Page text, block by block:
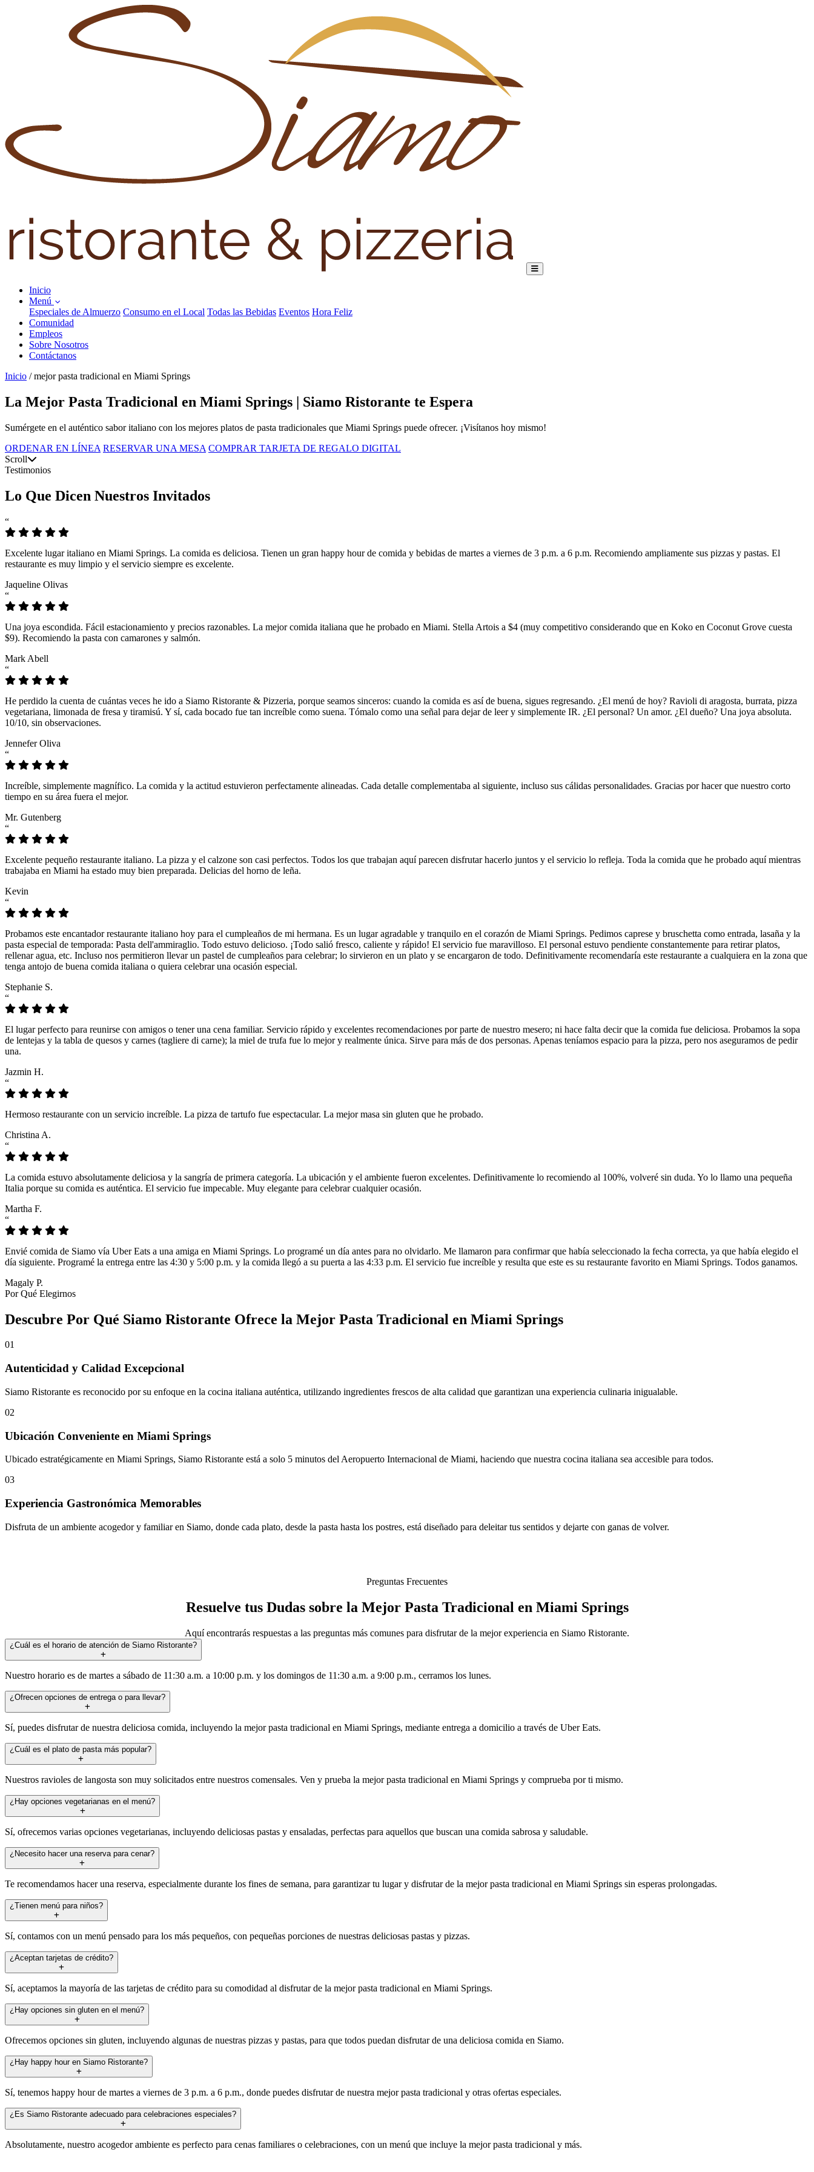
Inicio
Menú
Especiales de Almuerzo Consumo en el Local Todas las Bebidas Eventos Hora Feliz
Comunidad
Empleos
Sobre Nosotros
Contáctanos
Inicio / mejor pasta tradicional en Miami Springs
La Mejor Pasta Tradicional en Miami Springs | Siamo Ristorante te Espera
Sumérgete en el auténtico sabor italiano con los mejores platos de pasta tradicionales que Miami Springs puede ofrecer. ¡Visítanos hoy mismo!
ORDENAR EN LÍNEA RESERVAR UNA MESA COMPRAR TARJETA DE REGALO DIGITAL
Scroll
Testimonios
Lo Que Dicen Nuestros Invitados
“
Excelente lugar italiano en Miami Springs. La comida es deliciosa. Tienen un gran happy hour de comida y bebidas de martes a viernes de 3 p.m. a 6 p.m. Recomiendo ampliamente sus pizzas y pastas. El
restaurante es muy limpio y el servicio siempre es excelente.
Jaqueline Olivas
“
Una joya escondida. Fácil estacionamiento y precios razonables. La mejor comida italiana que he probado en Miami. Stella Artois a $4 (muy competitivo considerando que en Koko en Coconut Grove cuesta
$9). Recomiendo la pasta con camarones y salmón.
Mark Abell
“
He perdido la cuenta de cuántas veces he ido a Siamo Ristorante & Pizzeria, porque seamos sinceros: cuando la comida es así de buena, sigues regresando. ¿El menú de hoy? Ravioli di aragosta, burrata, pizza
vegetariana, limonada de fresa y tiramisú. Y sí, cada bocado fue tan increíble como suena. Tómalo como una señal para dejar de leer y simplemente IR. ¿El personal? Un amor. ¿El dueño? Una joya absoluta.
10/10, sin observaciones.
Jennefer Oliva
“
Increíble, simplemente magnífico. La comida y la actitud estuvieron perfectamente alineadas. Cada detalle complementaba al siguiente, incluso sus cálidas personalidades. Gracias por hacer que nuestro corto
tiempo en su área fuera el mejor.
Mr. Gutenberg
“
Excelente pequeño restaurante italiano. La pizza y el calzone son casi perfectos. Todos los que trabajan aquí parecen disfrutar hacerlo juntos y el servicio lo refleja. Toda la comida que he probado aquí mientras
trabajaba en Miami ha estado muy bien preparada. Delicias del horno de leña.
Kevin
“
Probamos este encantador restaurante italiano hoy para el cumpleaños de mi hermana. Es un lugar agradable y tranquilo en el corazón de Miami Springs. Pedimos caprese y bruschetta como entrada, lasaña y la
pasta especial de temporada: Pasta dell'ammiraglio. Todo estuvo delicioso. ¡Todo salió fresco, caliente y rápido! El servicio fue maravilloso. El personal estuvo pendiente constantemente para retirar platos,
rellenar agua, etc. Incluso nos permitieron llevar un pastel de cumpleaños para celebrar; lo sirvieron en un plato y se encargaron de todo. Definitivamente recomendaría este restaurante a cualquiera en la zona que
tenga antojo de buena comida italiana o quiera celebrar una ocasión especial.
Stephanie S.
“
El lugar perfecto para reunirse con amigos o tener una cena familiar. Servicio rápido y excelentes recomendaciones por parte de nuestro mesero; ni hace falta decir que la comida fue deliciosa. Probamos la sopa
de lentejas y la tabla de quesos y carnes (tagliere di carne); la miel de trufa fue lo mejor y realmente única. Sirve para más de dos personas. Apenas teníamos espacio para la pizza, pero nos aseguramos de pedir
una.
Jazmin H.
“
Hermoso restaurante con un servicio increíble. La pizza de tartufo fue espectacular. La mejor masa sin gluten que he probado.
Christina A.
“
La comida estuvo absolutamente deliciosa y la sangría de primera categoría. La ubicación y el ambiente fueron excelentes. Definitivamente lo recomiendo al 100%, volveré sin duda. Yo lo llamo una pequeña
Italia porque su comida es auténtica. El servicio fue impecable. Muy elegante para celebrar cualquier ocasión.
Martha F.
“
Envié comida de Siamo vía Uber Eats a una amiga en Miami Springs. Lo programé un día antes para no olvidarlo. Me llamaron para confirmar que había seleccionado la fecha correcta, ya que había elegido el
día siguiente. Programé la entrega entre las 4:30 y 5:00 p.m. y la comida llegó a su puerta a las 4:33 p.m. El servicio fue increíble y resulta que este es su restaurante favorito en Miami Springs. Todos ganamos.
Magaly P.
Por Qué Elegirnos
Descubre Por Qué Siamo Ristorante Ofrece la Mejor Pasta Tradicional en Miami Springs
01
Autenticidad y Calidad Excepcional
Siamo Ristorante es reconocido por su enfoque en la cocina italiana auténtica, utilizando ingredientes frescos de alta calidad que garantizan una experiencia culinaria inigualable.
02
Ubicación Conveniente en Miami Springs
Ubicado estratégicamente en Miami Springs, Siamo Ristorante está a solo 5 minutos del Aeropuerto Internacional de Miami, haciendo que nuestra cocina italiana sea accesible para todos.
03
Experiencia Gastronómica Memorables
Disfruta de un ambiente acogedor y familiar en Siamo, donde cada plato, desde la pasta hasta los postres, está diseñado para deleitar tus sentidos y dejarte con ganas de volver.
Preguntas Frecuentes
Resuelve tus Dudas sobre la Mejor Pasta Tradicional en Miami Springs
Aquí encontrarás respuestas a las preguntas más comunes para disfrutar de la mejor experiencia en Siamo Ristorante.
¿Cuál es el horario de atención de Siamo Ristorante?
Nuestro horario es de martes a sábado de 11:30 a.m. a 10:00 p.m. y los domingos de 11:30 a.m. a 9:00 p.m., cerramos los lunes.
¿Ofrecen opciones de entrega o para llevar?
Sí, puedes disfrutar de nuestra deliciosa comida, incluyendo la mejor pasta tradicional en Miami Springs, mediante entrega a domicilio a través de Uber Eats.
¿Cuál es el plato de pasta más popular?
Nuestros ravioles de langosta son muy solicitados entre nuestros comensales. Ven y prueba la mejor pasta tradicional en Miami Springs y comprueba por ti mismo.
¿Hay opciones vegetarianas en el menú?
Sí, ofrecemos varias opciones vegetarianas, incluyendo deliciosas pastas y ensaladas, perfectas para aquellos que buscan una comida sabrosa y saludable.
¿Necesito hacer una reserva para cenar?
Te recomendamos hacer una reserva, especialmente durante los fines de semana, para garantizar tu lugar y disfrutar de la mejor pasta tradicional en Miami Springs sin esperas prolongadas.
¿Tienen menú para niños?
Sí, contamos con un menú pensado para los más pequeños, con pequeñas porciones de nuestras deliciosas pastas y pizzas.
¿Aceptan tarjetas de crédito?
Sí, aceptamos la mayoría de las tarjetas de crédito para su comodidad al disfrutar de la mejor pasta tradicional en Miami Springs.
¿Hay opciones sin gluten en el menú?
Ofrecemos opciones sin gluten, incluyendo algunas de nuestras pizzas y pastas, para que todos puedan disfrutar de una deliciosa comida en Siamo.
¿Hay happy hour en Siamo Ristorante?
Sí, tenemos happy hour de martes a viernes de 3 p.m. a 6 p.m., donde puedes disfrutar de nuestra mejor pasta tradicional y otras ofertas especiales.
¿Es Siamo Ristorante adecuado para celebraciones especiales?
Absolutamente, nuestro acogedor ambiente es perfecto para cenas familiares o celebraciones, con un menú que incluye la mejor pasta tradicional y más.